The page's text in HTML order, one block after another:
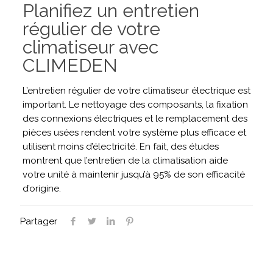
Planifiez un entretien
régulier de votre
climatiseur avec
CLIMEDEN
L’entretien régulier de votre climatiseur électrique est
important. Le nettoyage des composants, la fixation
des connexions électriques et le remplacement des
pièces usées rendent votre système plus efficace et
utilisent moins d’électricité. En fait, des études
montrent que l’entretien de la climatisation aide
votre unité à maintenir jusqu’à 95% de son efficacité
d’origine.
Partager